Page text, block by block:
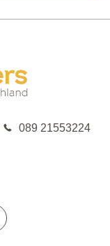
089 21553224